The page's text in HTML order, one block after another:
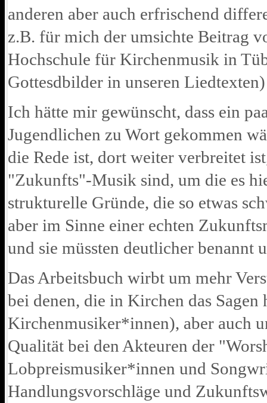
anderen aber auch erfrischend
z.B. für mich der umsichte Beitrag
Hochschule für Kirchenmusik in
Gottesdbilder in unseren
Ich hätte mir gewünscht, dass ein
Jugendlichen zu Wort gekommen
die Rede ist, dort weiter verbreitet
"Zukunfts"-Musik sind, um die es
strukturelle Gründe, die so etwas
aber im Sinne einer echten
und sie müssten deutlicher benannt
Das Arbeitsbuch wirbt um mehr
bei denen, die in Kirchen das
Kirchenmusiker*innen), aber auch
Qualität bei den Akteuren der
Lobpreismusiker*innen und
Handlungsvorschläge und